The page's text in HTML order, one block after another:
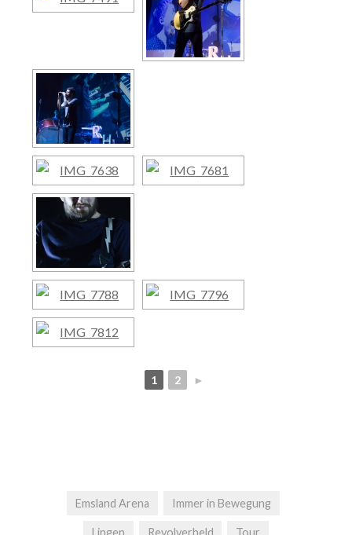
1 2 ►
Emsland Arena Immer in Bewegung